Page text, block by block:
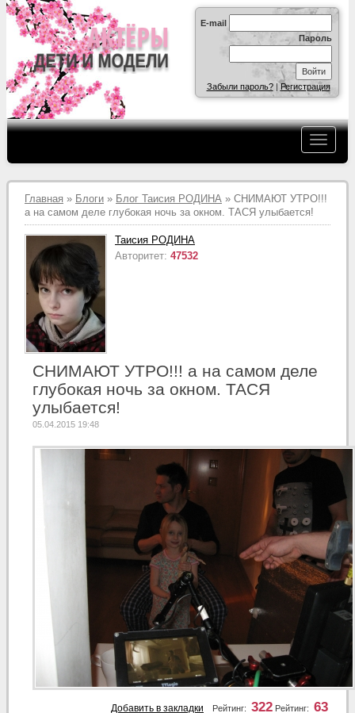
E-mail
Пароль
Забыли пароль?|Регистрация
Главная » Блоги » Блог Таисия РОДИНА » СНИМАЮТ УТРО!!!
а на самом деле глубокая ночь за окном. ТАСЯ улыбается!
Таисия РОДИНА
Авторитет: 47532
СНИМАЮТ УТРО!!! а на самом деле
глубокая ночь за окном. ТАСЯ
улыбается!
05.04.2015 19:48
Рейтинг: 63
Рейтинг: 322
Добавить в закладки